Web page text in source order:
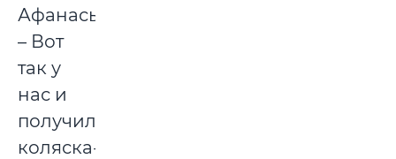
Афанасьева.
– Вот
так у
нас и
получились
коляска-